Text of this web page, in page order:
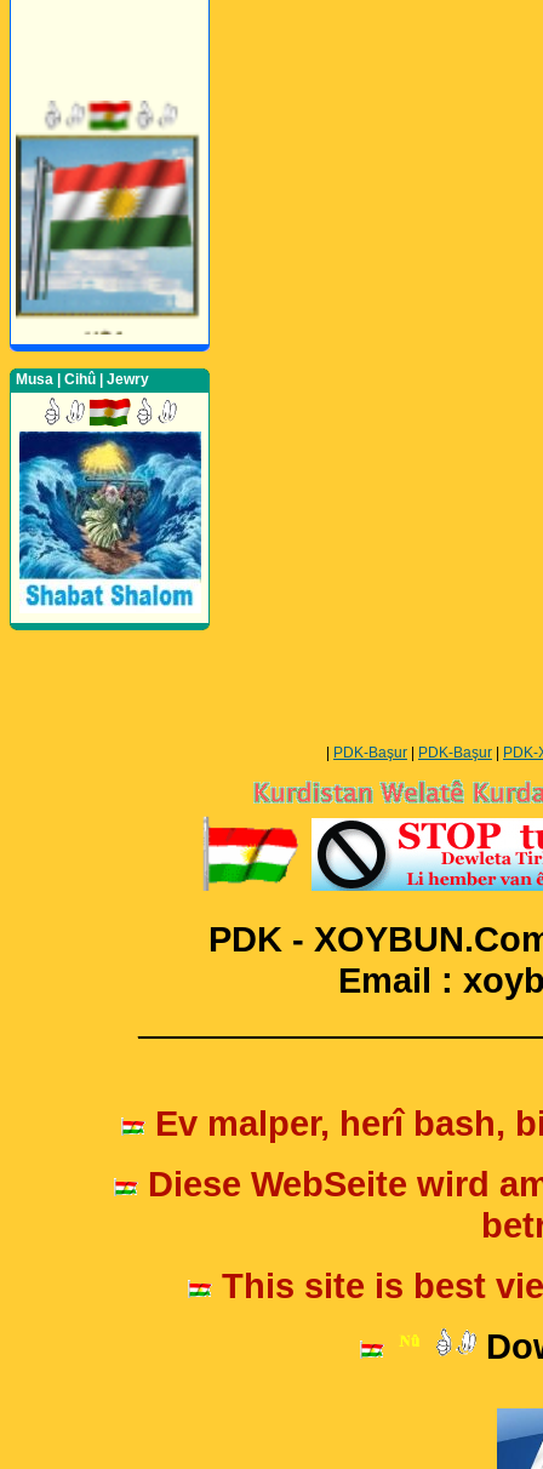
Musa | Cihû | Jewry
PDK-Başur PDK-Başur
PDK -
Email :
Ev malper, herî bash,
Diese WebSeite wird
This site is best